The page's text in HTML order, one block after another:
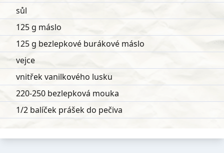
sůl
125 g máslo
125 g bezlepkové burákové máslo
vejce
vnitřek vanilkového lusku
220-250 bezlepková mouka
1/2 balíček prášek do pečiva